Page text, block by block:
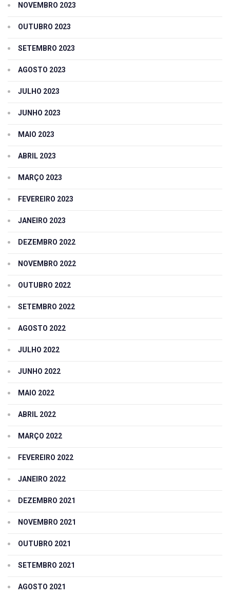
NOVEMBRO 2023
OUTUBRO 2023
SETEMBRO 2023
AGOSTO 2023
JULHO 2023
JUNHO 2023
MAIO 2023
ABRIL 2023
MARÇO 2023
FEVEREIRO 2023
JANEIRO 2023
DEZEMBRO 2022
NOVEMBRO 2022
OUTUBRO 2022
SETEMBRO 2022
AGOSTO 2022
JULHO 2022
JUNHO 2022
MAIO 2022
ABRIL 2022
MARÇO 2022
FEVEREIRO 2022
JANEIRO 2022
DEZEMBRO 2021
NOVEMBRO 2021
OUTUBRO 2021
SETEMBRO 2021
AGOSTO 2021